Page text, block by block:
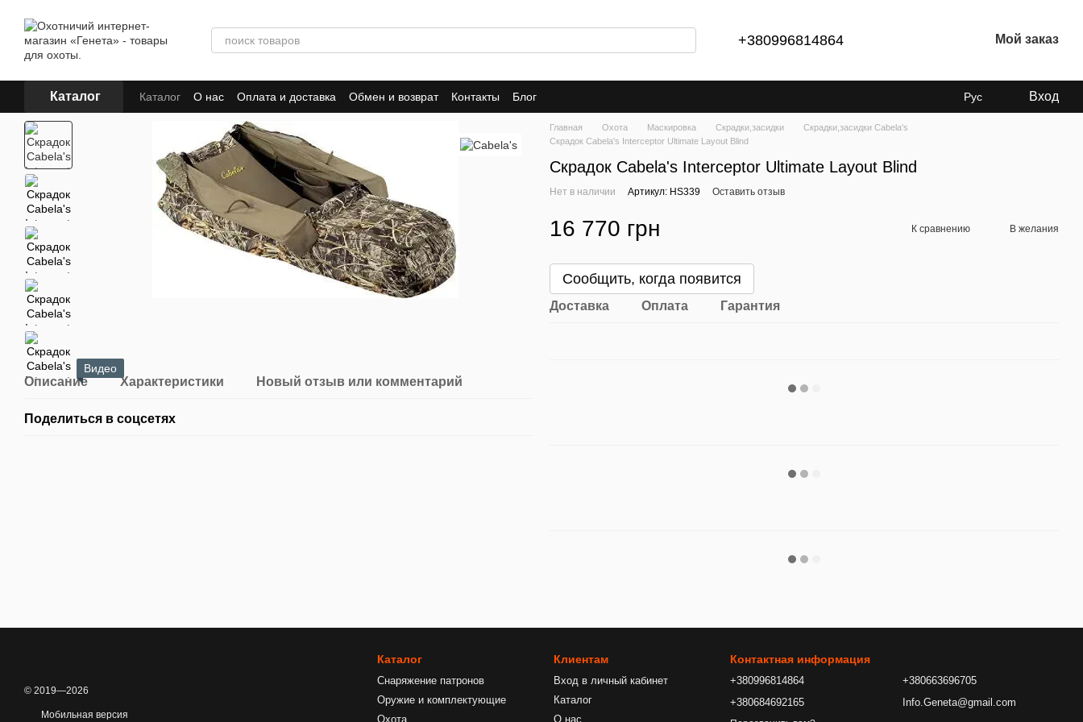
+380996814864 Мой заказ
Каталог Каталог О нас Оплата и доставка Обмен и возврат Контакты Блог Рус Вход
Видео
Описание Характеристики Новый отзыв или комментарий
Поделиться в соцсетях
Главная Охота Маскировка Скрадки,засидки
Скрадки,засидки Cabela's
Скрадок Cabela's Interceptor Ultimate Layout Blind
Скрадок Cabela's Interceptor Ultimate Layout Blind
Нет в наличии Артикул: HS339 Оставить отзыв
16 770 грн К сравнению В желания
Сообщить, когда появится
Доставка Оплата Гарантия
© 2019—2026
Мобильная версия
Каталог
Снаряжение патронов
Оружие и комплектующие
Охота
Клиентам
Вход в личный кабинет
Каталог
О нас
Контактная информация
+380996814864
+380684692165
+380663696705
Info.Geneta@gmail.com